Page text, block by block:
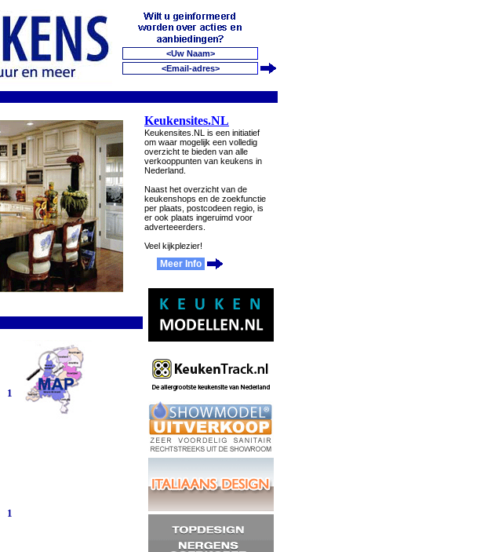
1
1
Keukensites.NL
Keukensites.NL is een initiatief
om waar mogelijk een volledig
overzicht te bieden van alle
verkooppunten van keukens in
Nederland.
Naast het overzicht van de
keukenshops en de zoekfunctie
per plaats, postcodeen regio, is
er ook plaats ingeruimd voor
adverteeerders.
Veel kijkplezier!
Meer Info